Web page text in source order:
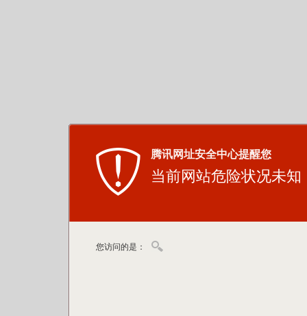
腾讯网址安全中心提醒您
当前网站危险状况未知
您访问的是：